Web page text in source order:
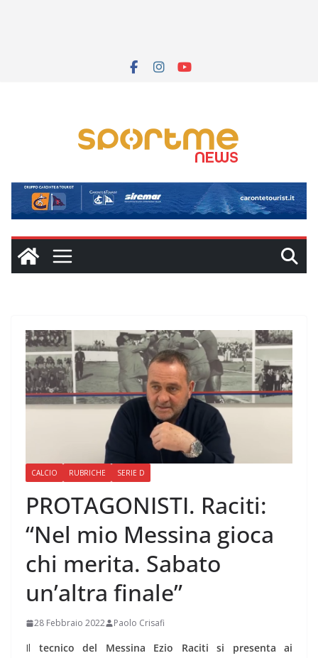
CALCIO RUBRICHE SERIE D
PROTAGONISTI. Raciti:
“Nel mio Messina gioca
chi merita. Sabato
un’altra finale”
28 Febbraio 2022 Paolo Crisafi
Il tecnico del Messina Ezio Raciti si presenta ai